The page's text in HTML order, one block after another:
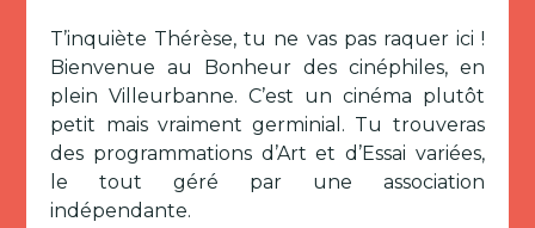
T’inquiète Thérèse, tu ne vas pas raquer ici !
Bienvenue au Bonheur des cinéphiles, en
plein Villeurbanne. C’est un cinéma plutôt
petit mais vraiment germinial. Tu trouveras
des programmations d’Art et d’Essai variées,
le tout géré par une association
indépendante.